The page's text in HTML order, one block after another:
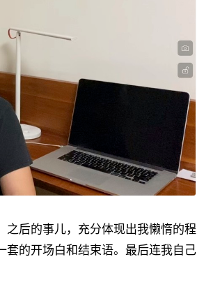
后的事儿，充分体现出我懒惰的程
的开场白和结束语。最后连我自己